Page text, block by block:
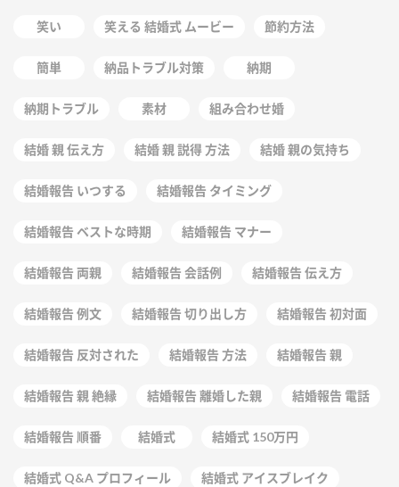
笑い 笑える 結婚式 ムービー 節約方法
簡単 納品トラブル対策 納期
納期トラブル 素材 組み合わせ婚
結婚 親 伝え方 結婚 親 説得 方法 結婚 親の気持ち
結婚報告 いつする 結婚報告 タイミング
結婚報告 ベストな時期 結婚報告 マナー
結婚報告 両親 結婚報告 会話例 結婚報告 伝え方
結婚報告 例文 結婚報告 切り出し方 結婚報告 初対面
結婚報告 反対された 結婚報告 方法 結婚報告 親
結婚報告 親 絶縁 結婚報告 離婚した親 結婚報告 電話
結婚報告 順番 結婚式 結婚式 150万円
結婚式 Q&A プロフィール 結婚式 アイスブレイク